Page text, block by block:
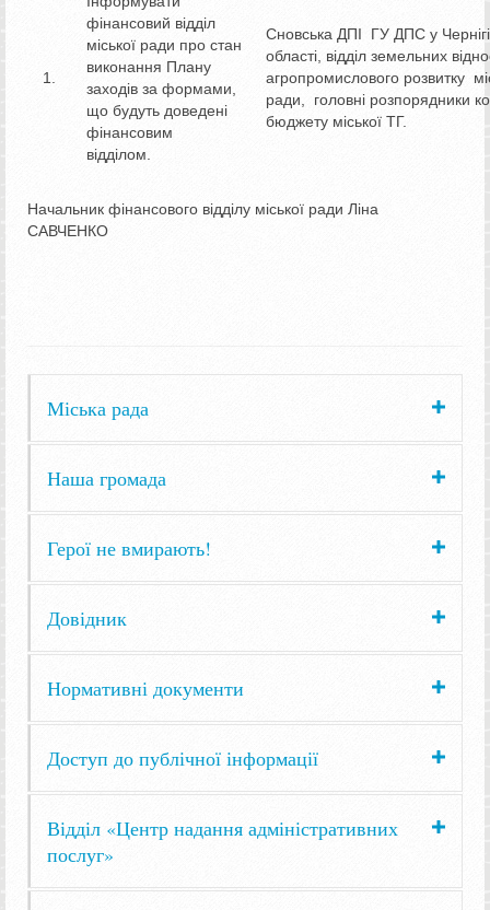
фінансовий відділ
міської ради про стан
виконання Плану
заходів за формами,
що будуть доведені
фінансовим
відділом.
Сновська ДПІ ГУ ДПС у
області, відділ земельних
агропромислового розвитку
ради, головні розпорядники
бюджету міської ТГ.
Начальник фінансового відділу міської ради Ліна
САВЧЕНКО
Міська рада
Наша громада
Герої не вмирають!
Довідник
Нормативні документи
Доступ до публічної інформації
Відділ «Центр надання адміністративних
послуг»